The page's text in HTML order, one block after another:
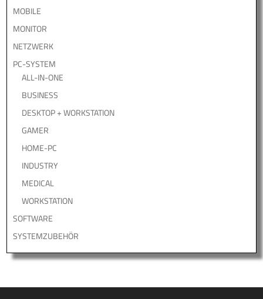
MOBILE
MONITOR
NETZWERK
PC-SYSTEM
ALL-IN-ONE
BUSINESS
DESKTOP + WORKSTATION
GAMER
HOME-PC
INDUSTRY
MEDICAL
WORKSTATION
SOFTWARE
SYSTEMZUBEHÖR